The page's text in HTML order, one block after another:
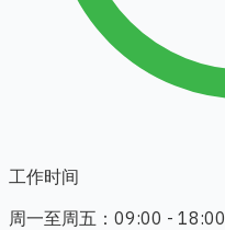
工作时间
周一至周五：09:00 - 18:00